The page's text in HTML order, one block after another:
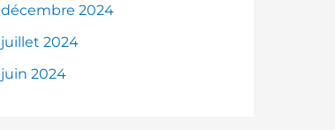
décembre 2024
juillet 2024
juin 2024